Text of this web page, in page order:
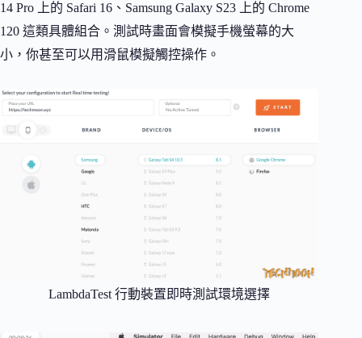
14 Pro 上的 Safari 16、Samsung Galaxy S23 上的 Chrome
120 這類具體組合。測試時畫面會模擬手機螢幕的大
小，你甚至可以用滑鼠模擬觸控操作。
LambdaTest 行動裝置即時測試環境選擇